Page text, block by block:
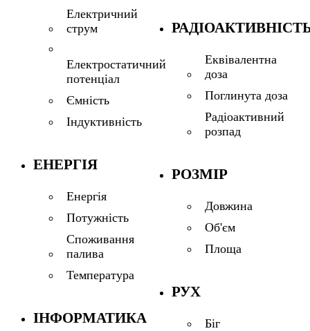
Електричний
струм
Електростатичний
потенціал
Ємність
Індуктивність
ЕНЕРГІЯ
Енергія
Потужність
Споживання
палива
Температура
ІНФОРМАТИКА
Еквівалентна
доза
Поглинута доза
Радіоактивний
розпад
РОЗМІР
Довжина
Об'єм
Площа
РУХ
Біг